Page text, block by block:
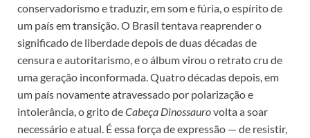
conservadorismo e traduzir, em som e fúria, o espírito de
um país em transição. O Brasil tentava reaprender o
significado de liberdade depois de duas décadas de
censura e autoritarismo, e o álbum virou o retrato cru de
uma geração inconformada. Quatro décadas depois, em
um país novamente atravessado por polarização e
intolerância, o grito deCabeça Dinossaurovolta a soar
necessário e atual. É essa força de expressão — de resistir,